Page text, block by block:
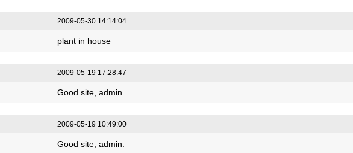
2009-05-30 14:14:04
plant in house
2009-05-19 17:28:47
Good site, admin.
2009-05-19 10:49:00
Good site, admin.